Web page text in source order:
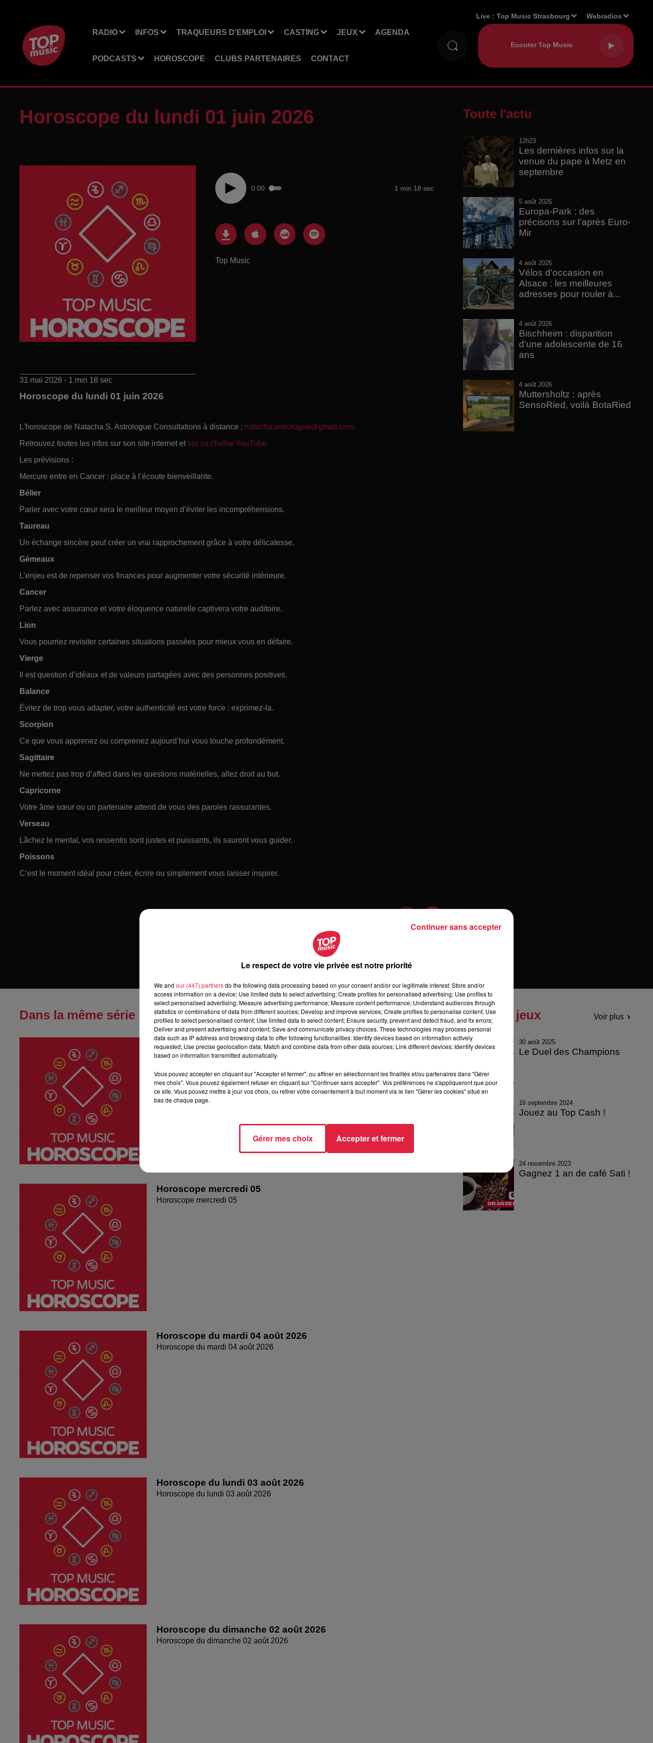
RADIO INFOS TRAQUEURS D'EMPLOI CASTING JEUX AGENDA
PODCASTS HOROSCOPE CLUBS PARTENAIRES CONTACT
Live :Top Music Strasbourg Webradios
Horoscope du lundi 01 juin 2026
0:00 1 min 18 sec
Top Music
31 mai 2026 - 1 min 18 sec
Horoscope du lundi 01 juin 2026
L'horoscope de Natacha S. Astrologue Consultations à distance : natacha.astrologue@gmail.com
Retrouvez toutes les infos sur son site internet et sur sa chaîne YouTube
Les prévisions :
Mercure entre en Cancer : place à l’écoute bienveillante.
Bélier
Parler avec votre cœur sera le meilleur moyen d’éviter les incompréhensions.
Taureau
Un échange sincère peut créer un vrai rapprochement grâce à votre délicatesse.
Gémeaux
L’enjeu est de repenser vos finances pour augmenter votre sécurité intérieure.
Cancer
Parlez avec assurance et votre éloquence naturelle captivera votre auditoire.
Lion
Vous pourriez revisiter certaines situations passées pour mieux vous en défaire.
Vierge
Il est question d’idéaux et de valeurs partagées avec des personnes positives.
Balance
Évitez de trop vous adapter, votre authenticité est votre force : exprimez-la.
Scorpion
Ce que vous apprenez ou comprenez aujourd’hui vous touche profondément.
Sagittaire
Ne mettez pas trop d’affect dans les questions matérielles, allez droit au but.
Capricorne
Votre âme sœur ou un partenaire attend de vous des paroles rassurantes.
Verseau
Lâchez le mental, vos ressentis sont justes et puissants, ils sauront vous guider.
Poissons
C’est le moment idéal pour créer, écrire ou simplement vous laisser inspirer.
Toute l'actu
12h23
Les dernières infos sur la
venue du pape à Metz en
septembre
5 août 2026
Europa-Park : des
précisons sur l’après Euro-
Mir
4 août 2026
Vélos d'occasion en
Alsace : les meilleures
adresses pour rouler à...
4 août 2026
Bischheim : disparition
d’une adolescente de 16
ans
4 août 2026
Muttersholtz : après
SensoRied, voilà BotaRied
Dans la même série
Horoscope du jeudi 6 août 2026
Horoscope du jeudi 6 août 2026
Horoscope mercredi 05
Horoscope mercredi 05
Horoscope du mardi 04 août 2026
Horoscope du mardi 04 août 2026
Horoscope du lundi 03 août 2026
Horoscope du lundi 03 août 2026
Horoscope du dimanche 02 août 2026
Horoscope du dimanche 02 août 2026
Tous les jeux Voir plus
30 août 2025
Le Duel des Champions
16 septembre 2024
Jouez au Top Cash !
24 novembre 2023
Gagnez 1 an de café Sati !
Le respect de votre vie privée est notre priorité
We and our (447) partnersdo the following data processing based on your consent and/or our legitimate interest: Store and/or
access information on a device; Use limited data to select advertising; Create profiles for personalised advertising; Use profiles to
select personalised advertising; Measure advertising performance; Measure content performance; Understand audiences through
statistics or combinations of data from different sources; Develop and improve services; Create profiles to personalise content; Use
profiles to select personalised content; Use limited data to select content; Ensure security, prevent and detect fraud, and fix errors;
Deliver and present advertising and content; Save and communicate privacy choices. These technologies may process personal
data such as IP address and browsing data to offer following functionalities: Identify devices based on information actively
requested; Use precise geolocation data; Match and combine data from other data sources; Link different devices; Identify devices
based on information transmitted automatically.
Vous pouvez accepter en cliquant sur "Accepter et fermer", ou affiner en sélectionnant les finalités et/ou partenaires dans "Gérer
mes choix". Vous pouvez également refuser en cliquant sur "Continuer sans accepter". Vos préférences ne s'appliqueront que pour
ce site. Vous pouvez mettre à jour vos choix, ou retirer votre consentement à tout moment via le lien "Gérer les cookies" situé en
bas de chaque page.
Gérer mes choix Accepter et fermer
Continuer sans accepter